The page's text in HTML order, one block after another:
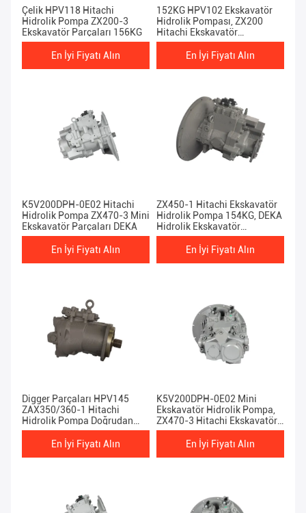
Çelik HPV118 Hitachi
Hidrolik Pompa ZX200-3
Ekskavatör Parçaları 156KG
En İyi Fiyatı Alın
152KG HPV102 Ekskavatör
Hidrolik Pompası, ZX200
Hitachi Ekskavatör
Bileşenleri
En İyi Fiyatı Alın
K5V200DPH-0E02 Hitachi
Hidrolik Pompa ZX470-3 Mini
Ekskavatör Parçaları DEKA
En İyi Fiyatı Alın
ZX450-1 Hitachi Ekskavatör
Hidrolik Pompa 154KG, DEKA
Hidrolik Ekskavatör
Bileşenleri
En İyi Fiyatı Alın
Digger Parçaları HPV145
ZAX350/360-1 Hitachi
Hidrolik Pompa Doğrudan
Enjeksiyon
En İyi Fiyatı Alın
K5V200DPH-0E02 Mini
Ekskavatör Hidrolik Pompa,
ZX470-3 Hitachi Ekskavatör
Aksesuarları
En İyi Fiyatı Alın